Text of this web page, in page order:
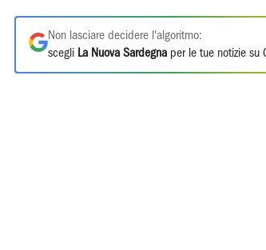
Non lasciare decidere l'algoritmo:
scegli La Nuova Sardegna per le tue notizie su